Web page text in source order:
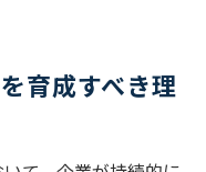
育成すべき理